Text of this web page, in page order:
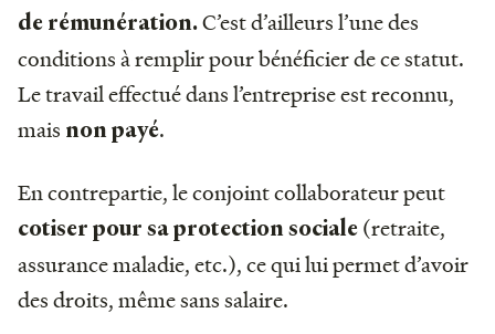
de rémunération.C’est d’ailleurs l’une des
conditions à remplir pour bénéficier de ce statut.
Le travail effectué dans l’entreprise est reconnu,
mais non payé.
En contrepartie, le conjoint collaborateur peut
cotiser pour sa protection sociale (retraite,
assurance maladie, etc.), ce qui lui permet d’avoir
des droits, même sans salaire.